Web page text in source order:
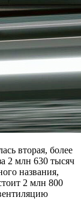
вторая, более
2 млн 630 тысяч
названия,
2 млн 800